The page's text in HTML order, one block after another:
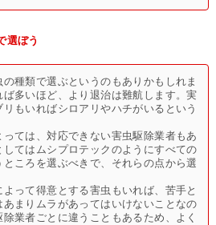
選ぼう
種類で選ぶというのもありかもしれま
多いほど、より退治は難航します。実
もいればシロアリやハチがいるという
ては、対応できない害虫駆除業者もあ
てはムシプロテックのようにすべての
ころを選ぶべきで、それらの点から選
って得意とする害虫もいれば、苦手と
まりムラがあってはいけないことなの
業者ごとに違うこともあるため、よく